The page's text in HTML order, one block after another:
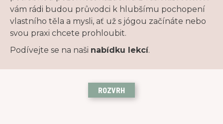
vám rádi budou průvodci k hlubšímu pochopení
vlastního těla a mysli, ať už s jógou začínáte nebo
svou praxi chcete prohloubit.
Podívejte se na naši nabídku lekcí.
ROZVRH